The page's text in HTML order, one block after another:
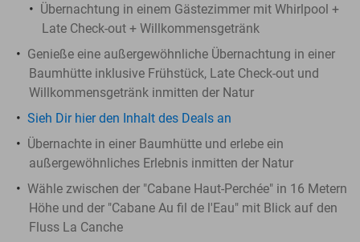
Übernachtung in einem Gästezimmer mit Whirlpool +
Late Check-out + Willkommensgetränk
Genieße eine außergewöhnliche Übernachtung in einer
Baumhütte inklusive Frühstück, Late Check-out und
Willkommensgetränk inmitten der Natur
Sieh Dir hier den Inhalt des Deals an
Übernachte in einer Baumhütte und erlebe ein
außergewöhnliches Erlebnis inmitten der Natur
Wähle zwischen der "Cabane Haut-Perchée" in 16 Metern
Höhe und der "Cabane Au fil de l'Eau" mit Blick auf den
Fluss La Canche